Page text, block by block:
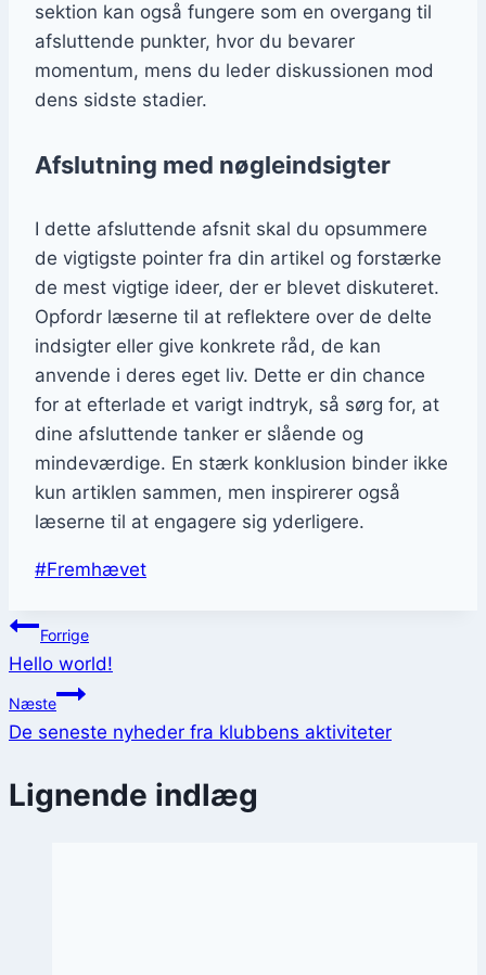
sektion kan også fungere som en overgang til
afsluttende punkter, hvor du bevarer
momentum, mens du leder diskussionen mod
dens sidste stadier.
Afslutning med nøgleindsigter
I dette afsluttende afsnit skal du opsummere
de vigtigste pointer fra din artikel og forstærke
de mest vigtige ideer, der er blevet diskuteret.
Opfordr læserne til at reflektere over de delte
indsigter eller give konkrete råd, de kan
anvende i deres eget liv. Dette er din chance
for at efterlade et varigt indtryk, så sørg for, at
dine afsluttende tanker er slående og
mindeværdige. En stærk konklusion binder ikke
kun artiklen sammen, men inspirerer også
læserne til at engagere sig yderligere.
Indlæg-
#Fremhævet
Indlægsnavigation
Forrige
Hello world!
Næste
De seneste nyheder fra klubbens aktiviteter
Lignende indlæg